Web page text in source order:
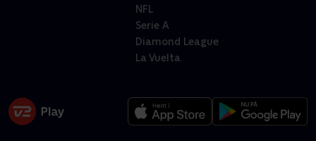
NFL
Serie A
Diamond League
La Vuelta